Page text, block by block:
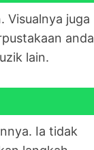
Visualnya juga
anda
lain.
Ia tidak